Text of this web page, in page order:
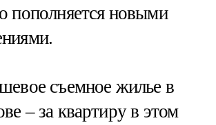
пополняется новыми
съемное жилье в
– за квартиру в этом